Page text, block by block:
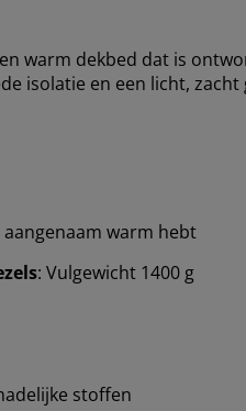
warm dekbed dat is
isolatie en een licht,
warm hebt
: Vulgewicht 1400 g
stoffen